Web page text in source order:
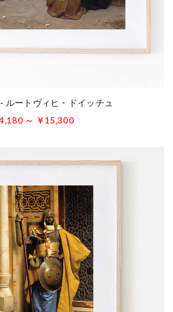
ルートヴィヒ・ドイッチュ
～ ￥15,300